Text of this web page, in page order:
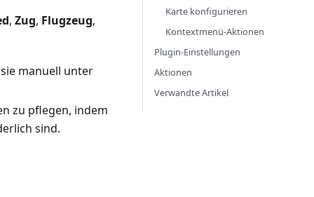
, Zug, Flugzeug,
manuell unter
zu pflegen, indem
sind.
Karte konfigurieren
Kontextmenü-Aktionen
Plugin-Einstellungen
Aktionen
Verwandte Artikel